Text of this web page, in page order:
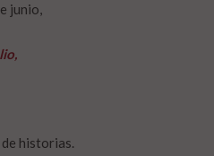
junio,
historias.